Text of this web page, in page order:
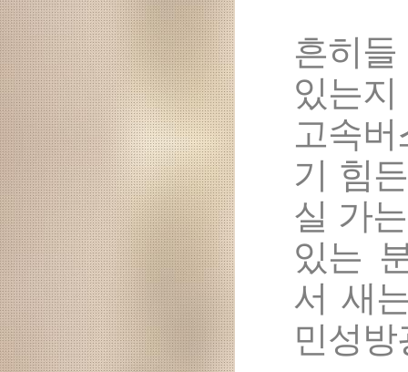
흔히
있는
고속
기 힘
실 가
있는
서 새
민성